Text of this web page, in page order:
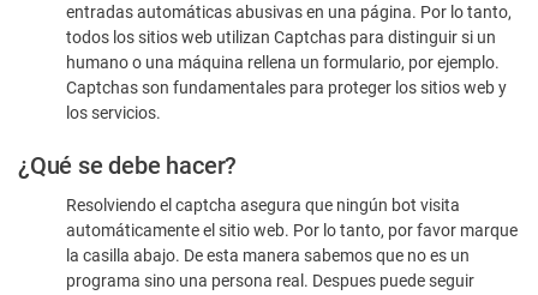
humano
entradas automáticas abusivas en una página. Por lo tanto,
todos los sitios web utilizan Captchas para distinguir si un
humano o una máquina rellena un formulario, por ejemplo.
Captchas son fundamentales para proteger los sitios web y
los servicios.
¿Qué se debe hacer?
Resolviendo el captcha asegura que ningún bot visita
automáticamente el sitio web. Por lo tanto, por favor marque
la casilla abajo. De esta manera sabemos que no es un
programa sino una persona real. Despues puede seguir